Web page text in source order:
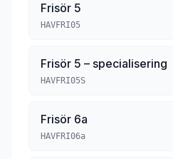
Frisör 5
HAVFRI05
Frisör 5 – specialisering
HAVFRI05S
Frisör 6a
HAVFRI06a